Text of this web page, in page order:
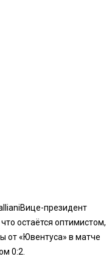
Вице-президент
остаётся оптимистом,
от «Ювентуса» в матче
0:2.